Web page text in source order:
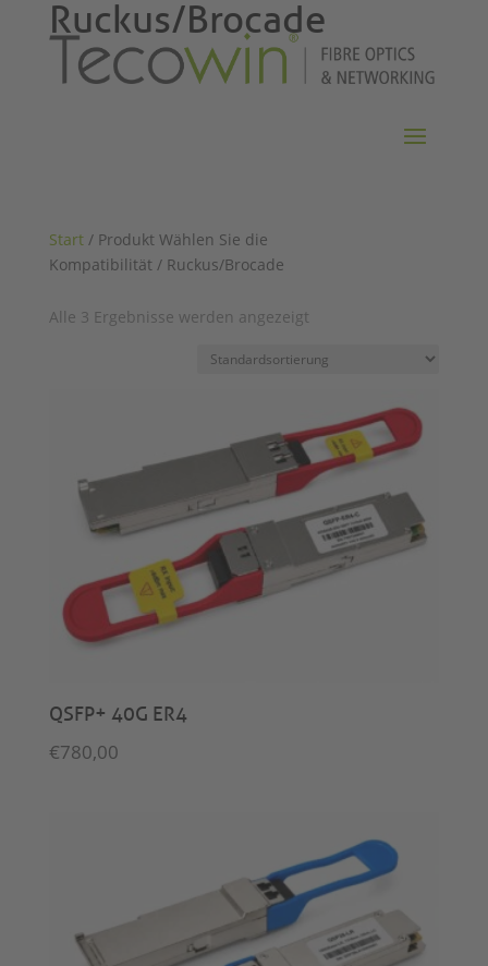
Start/ Produkt Wählen Sie die
Kompatibilität / Ruckus/Brocade
Ruckus/Brocade
Alle 3 Ergebnisse werden angezeigt
QSFP+ 40G ER4
€780,00